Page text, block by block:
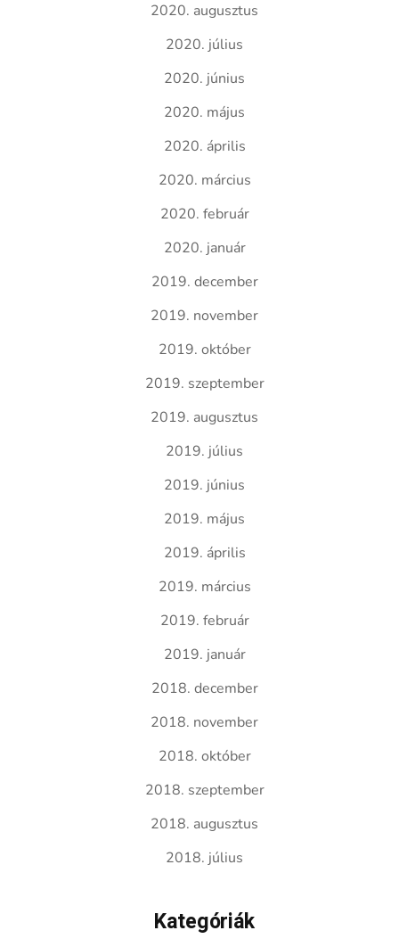
2020. augusztus
2020. július
2020. június
2020. május
2020. április
2020. március
2020. február
2020. január
2019. december
2019. november
2019. október
2019. szeptember
2019. augusztus
2019. július
2019. június
2019. május
2019. április
2019. március
2019. február
2019. január
2018. december
2018. november
2018. október
2018. szeptember
2018. augusztus
2018. július
Kategóriák